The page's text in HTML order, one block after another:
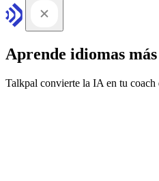
Aprende idiomas
Talkpal convierte la IA en tu coach